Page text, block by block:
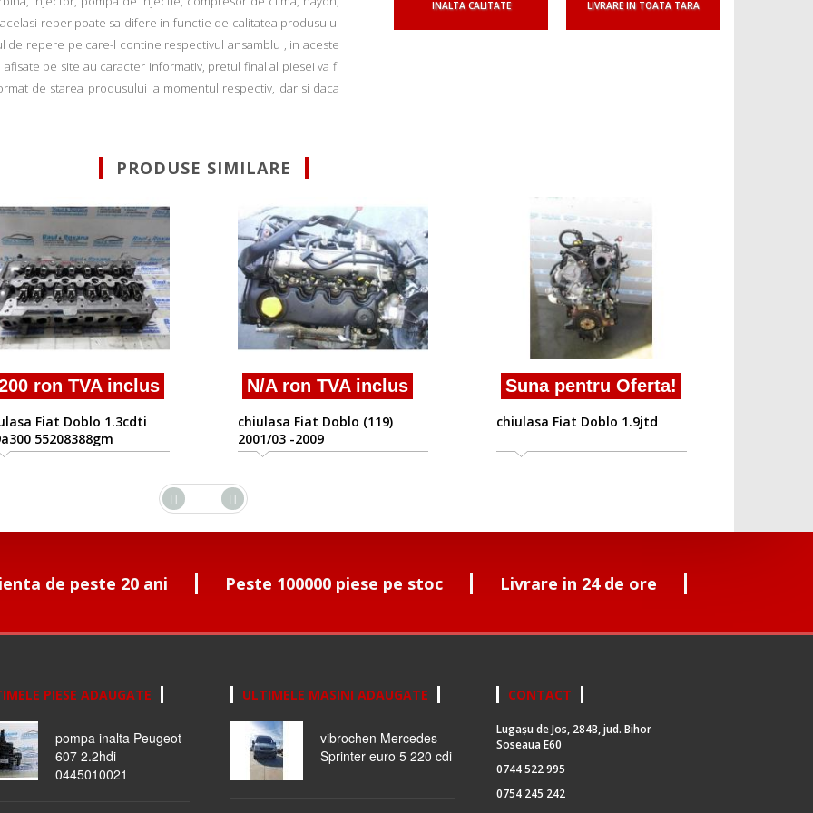
reper poate sa difere in functie de calitatea produsului
de repere pe care-l contine respectivul ansamblu , in aceste
pe site au caracter informativ, pretul final al piesei va fi
de starea produsului la momentul respectiv, dar si daca
INALTA CALITATE LIVRARE IN TOATA TARA
PRODUSE SIMILARE
ron TVA inclus
Fiat Doblo 1.3cdti
55208388gm
N/A ron TVA inclus
chiulasa Fiat Doblo (119)
2001/03 -2009
Suna pentru Oferta!
chiulasa Fiat Doblo 1.9jtd
de peste 20 ani Peste 100000 piese pe stoc Livrare in 24 de ore
PIESE ADAUGATE
pompa inalta Peugeot
607 2.2hdi
0445010021
ULTIMELE MASINI ADAUGATE
vibrochen Mercedes
Sprinter euro 5 220 cdi
CONTACT
Lugașu de Jos, 284B, jud. Bihor
Soseaua E60
0744 522 995
0754 245 242